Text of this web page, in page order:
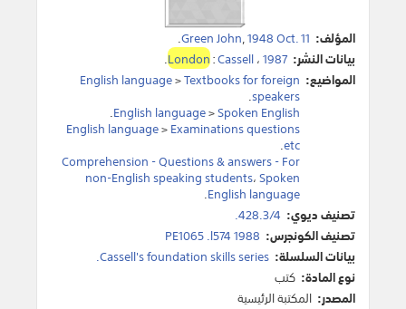
المؤلف: Green John,1948 Oct. 11
.
بيانات النشر:
London:Cassell،1987
.
المواضيع:
English language>Textbooks for foreign
speakers
.
English language>Spoken English
.
English language>Examinations questions
etc
.
Comprehension - Questions & answers - For
non-English speaking students،Spoken
English language
.
تصنيف ديوي: 428.3/4.
تصنيف الكونجرس: PE1065 .l574 1988
بيانات السلسلة: Cassell's foundation skills series.
نوع المادة: كتب
المصدر: المكتبة الرئيسية